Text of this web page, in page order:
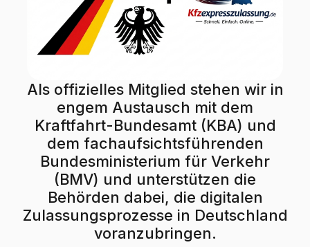
Als offizielles Mitglied stehen wir in
engem Austausch mit dem
Kraftfahrt-Bundesamt (KBA) und
dem fachaufsichtsführenden
Bundesministerium für Verkehr
(BMV) und unterstützen die
Behörden dabei, die digitalen
Zulassungsprozesse in Deutschland
voranzubringen.